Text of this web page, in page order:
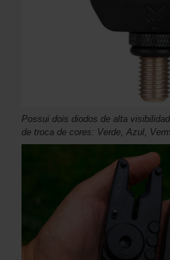
Possui dois diodos de alta
de troca de cores: Verde, Azul,